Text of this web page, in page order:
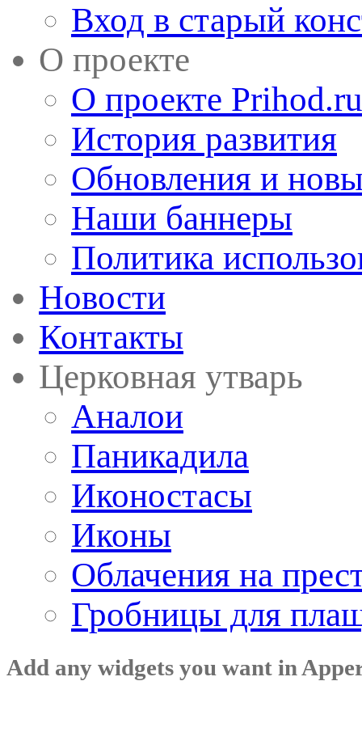
Вход в старый
О проекте
О проекте Prihod.ru
История развития
Обновления и
Наши баннеры
Политика
Новости
Контакты
Церковная утварь
Аналои
Паникадила
Иконостасы
Иконы
Облачения на
Гробницы для
Add any widgets you want in